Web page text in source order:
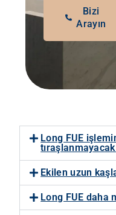
Bizi
Arayın
Long FUE
tıraşlanmayacak
Ekilen uzun
Long FUE daha